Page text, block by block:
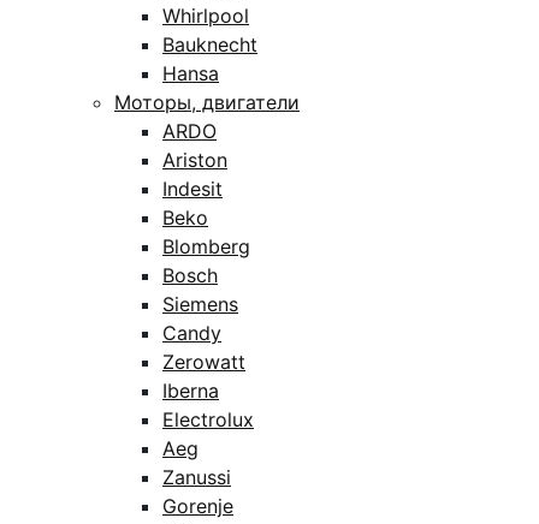
Whirlpool
Bauknecht
Hansa
Моторы, двигатели
ARDO
Ariston
Indesit
Beko
Blomberg
Bosch
Siemens
Candy
Zerowatt
Iberna
Electrolux
Aeg
Zanussi
Gorenje